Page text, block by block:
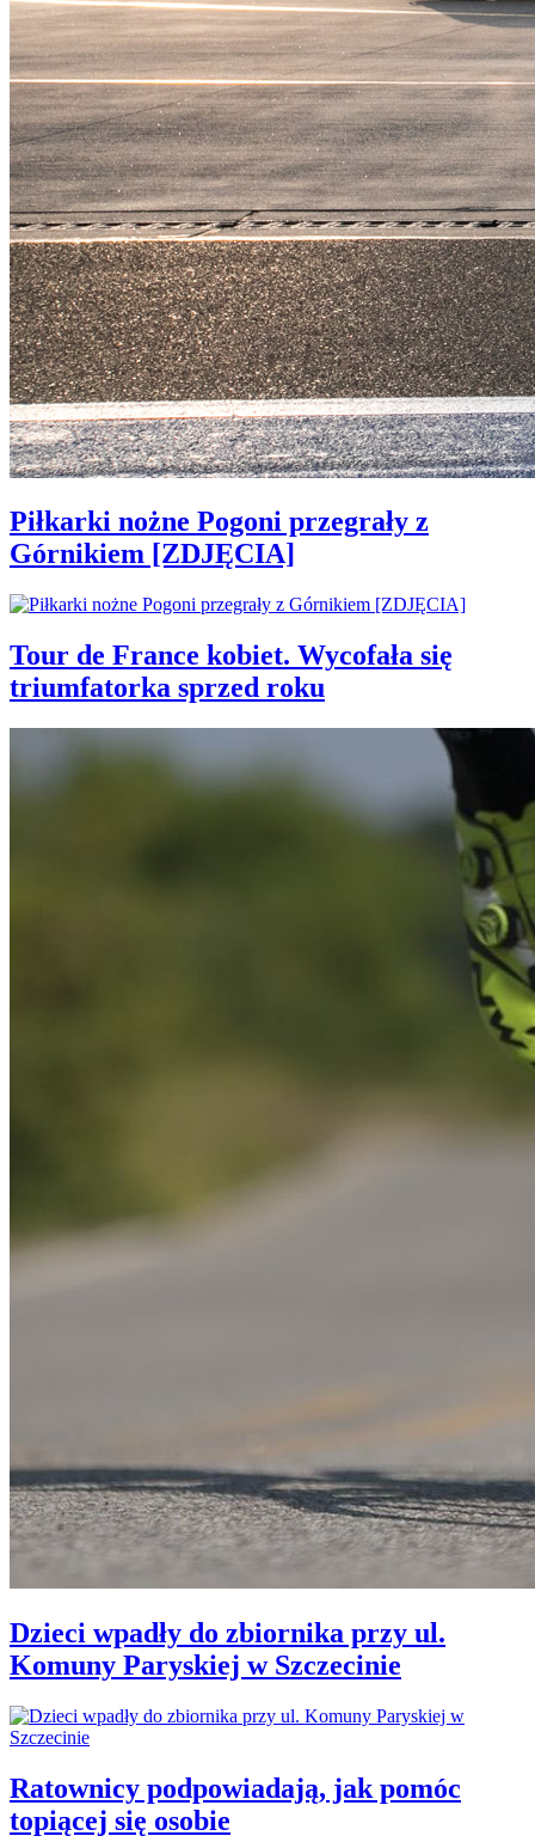
Piłkarki nożne Pogoni przegrały z
Górnikiem [ZDJĘCIA]
Tour de France kobiet. Wycofała się
triumfatorka sprzed roku
Dzieci wpadły do zbiornika przy ul.
Komuny Paryskiej w Szczecinie
Ratownicy podpowiadają, jak pomóc
topiącej się osobie